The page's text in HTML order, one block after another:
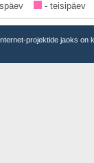
- teisipäev
projektide jaoks on